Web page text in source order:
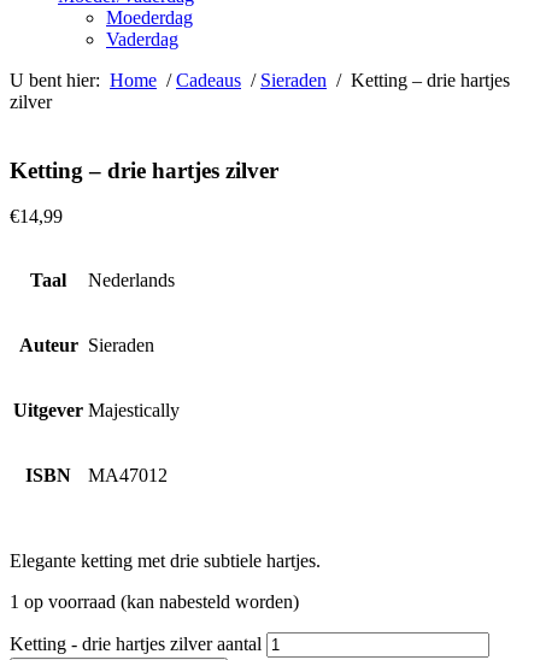
Moederdag
Vaderdag
U bent hier: Home /Cadeaus / Sieraden / Ketting – drie hartjes
zilver
Ketting – drie hartjes zilver
€14,99
Taal Nederlands
Auteur Sieraden
Uitgever Majestically
ISBN MA47012
Elegante ketting met drie subtiele hartjes.
1 op voorraad (kan nabesteld worden)
Ketting - drie hartjes zilver aantal